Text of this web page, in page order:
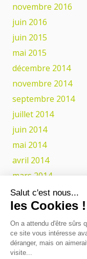
Salut c'est nous...
les Cookies !
On a attendu d'être sûrs
ce site vous intéresse
déranger, mais on
visite...
novembre 2016
juin 2016
juin 2015
mai 2015
décembre 2014
novembre 2014
septembre 2014
juillet 2014
juin 2014
mai 2014
avril 2014
mars 2014
février 2014
Catégories
Actualités